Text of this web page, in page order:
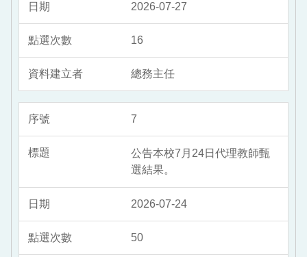
2026-07-27
16
總務主任
7
公告本校7月24日代理教師甄
選結果。
2026-07-24
50